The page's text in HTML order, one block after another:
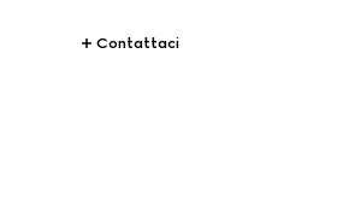
Contattaci